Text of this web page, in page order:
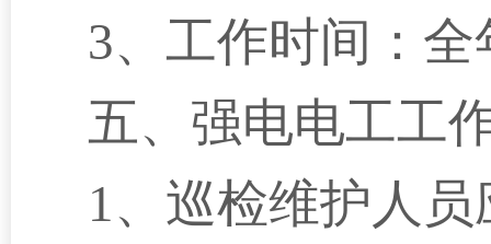
3、工作时间：
五、强电电工工
1、巡检维护人